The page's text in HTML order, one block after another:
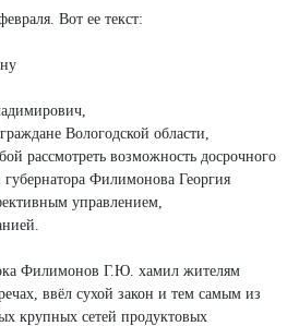
Вот ее текст:
Вологодской области,
рассмотреть возможность досрочного
Филимонова Георгия
управлением,
Филимонов Г.Ю. хамил жителям
ввёл сухой закон и тем самым из
крупных сетей продуктовых